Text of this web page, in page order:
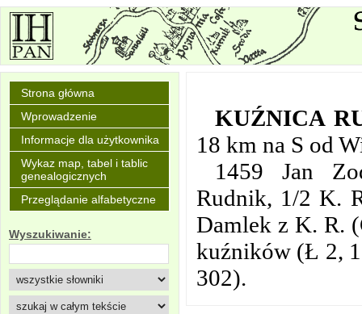
Strona główna
Wprowadzenie
Informacje dla użytkownika
Wykaz map, tabel i tablic
genealogicznych
Przeglądanie alfabetyczne
Wyszukiwanie:
KUŹNICA
18 km na S od
1459 Jan
Rudnik, 1/2 K.
Damlek z K. R.
kuźników (Ł 2,
302).